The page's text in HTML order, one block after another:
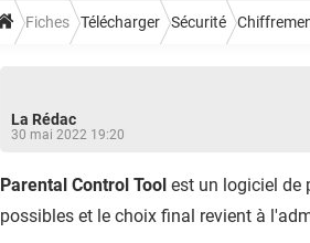
Fiches Télécharger Sécurité
La Rédac
30 mai 2022 19:20
Parental Control Tool est un logiciel de
possibles et le choix final revient à